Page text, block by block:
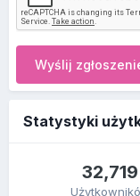
Wyślij
Statystyki
32,719